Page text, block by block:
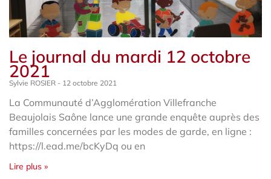
Le journal du mardi 12 octobre
2021
Sylvie ROSIER 12 octobre 2021
La Communauté d’Agglomération Villefranche
Beaujolais Saône lance une grande enquête auprès des
familles concernées par les modes de garde, en ligne :
https://l.ead.me/bcKyDq ou en
Lire plus »